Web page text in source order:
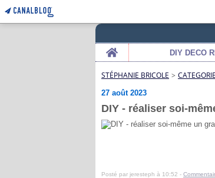
Home
DIY DECO
STÉPHANIE BRICOLE >
27 août 2023
DIY - réaliser soi-
Posté par jeresteph à 10:52 -